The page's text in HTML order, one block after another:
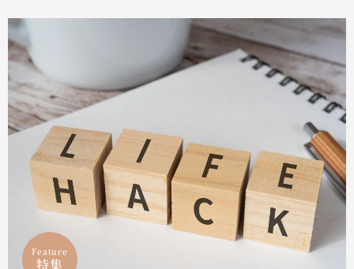
Feature
特集